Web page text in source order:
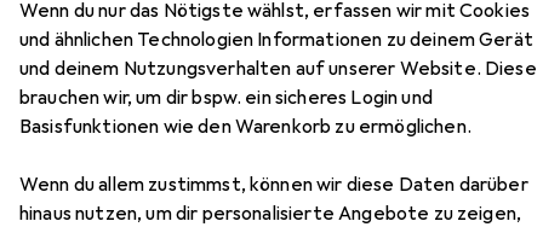
Wenn du nur das Nötigste wählst, erfassen wir mit Cookies
und ähnlichen Technologien Informationen zu deinem Gerät
und deinem Nutzungsverhalten auf unserer Website. Diese
brauchen wir, um dir bspw. ein sicheres Login und
Basisfunktionen wie den Warenkorb zu ermöglichen.
Wenn du allem zustimmst, können wir diese Daten darüber
hinaus nutzen, um dir personalisierte Angebote zu zeigen,
EUR
40,–
VCM
Holz Stand Regal Mendas 3fach
34 x 30 x 107 cm